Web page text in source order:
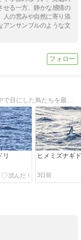
せる一方、静かな感情の
人の営みや自然に寄り添
アンサンブルのような文
リ ヒメミズナギ
3日前